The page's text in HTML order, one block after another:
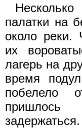
палатки на
около реки.
их
лагерь на
время
побелело
пришлось
задержаться.